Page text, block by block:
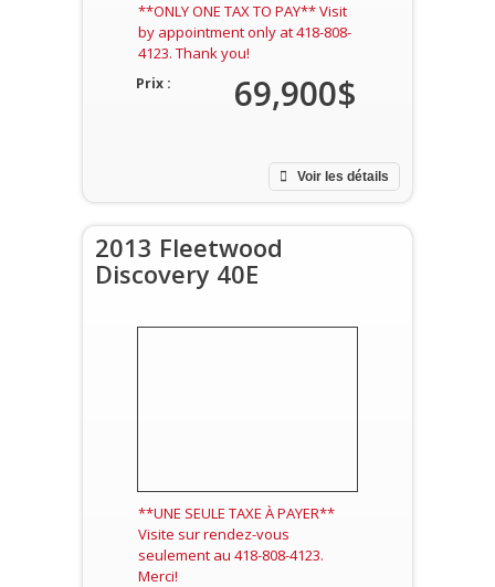
**ONLY ONE TAX TO PAY** Visit
by appointment only at 418-808-
4123. Thank you!
Voir les détails
Prix : 69,900$
2013 Fleetwood
Discovery 40E
**UNE SEULE TAXE À PAYER**
Visite sur rendez-vous
seulement au 418-808-4123.
Merci!